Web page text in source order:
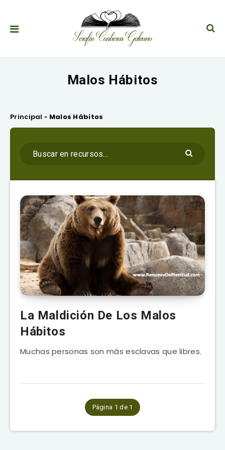
Malos Hábitos
Principal » Malos Hábitos
La Maldición De Los Malos
Hábitos
Muchas personas son más esclavas que libres.
Página 1 de 1